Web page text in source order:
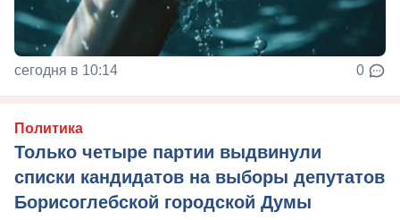
сегодня в 10:14 0
Политика
Только четыре партии выдвинули
списки кандидатов на выборы депутатов
Борисоглебской городской Думы